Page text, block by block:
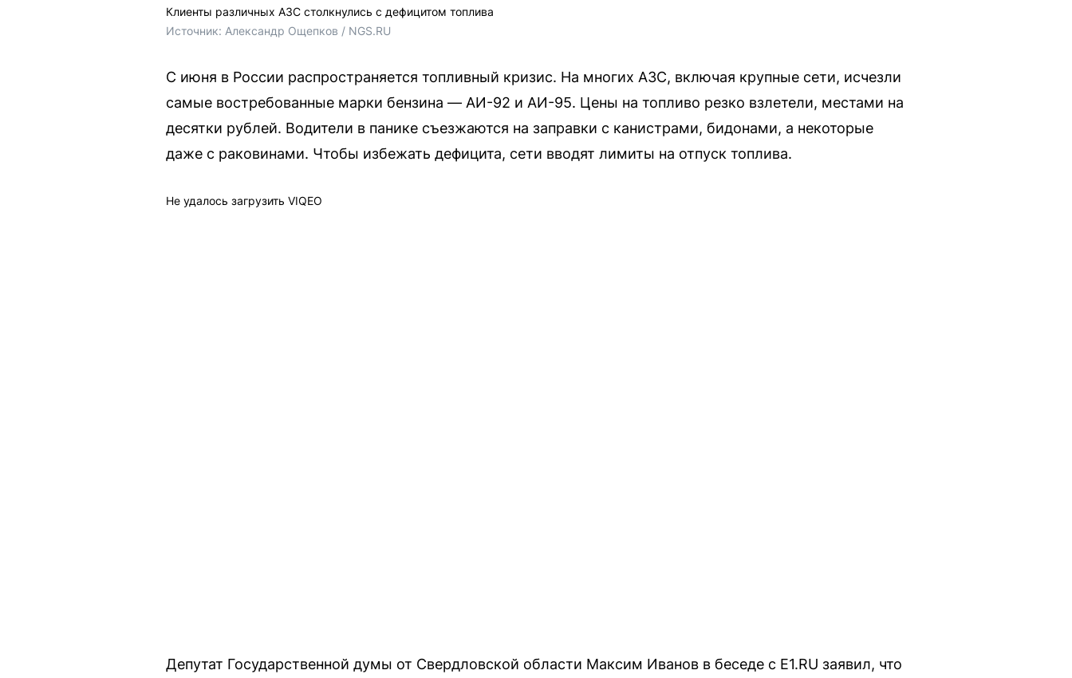
Клиенты различных АЗС столкнулись с дефицитом топлива
Источник: Александр Ощепков / NGS.RU
С июня в России распространяется топливный кризис. На многих АЗС, включая крупные сети, исчезли
самые востребованные марки бензина — АИ-92 и АИ-95. Цены на топливо резко взлетели, местами на
десятки рублей. Водители в панике съезжаются на заправки с канистрами, бидонами, а некоторые
даже с раковинами. Чтобы избежать дефицита, сети вводят лимиты на отпуск топлива.
Не удалось загрузить VIQEO
Депутат Государственной думы от Свердловской области Максим Иванов в беседе с E1.RU заявил, что